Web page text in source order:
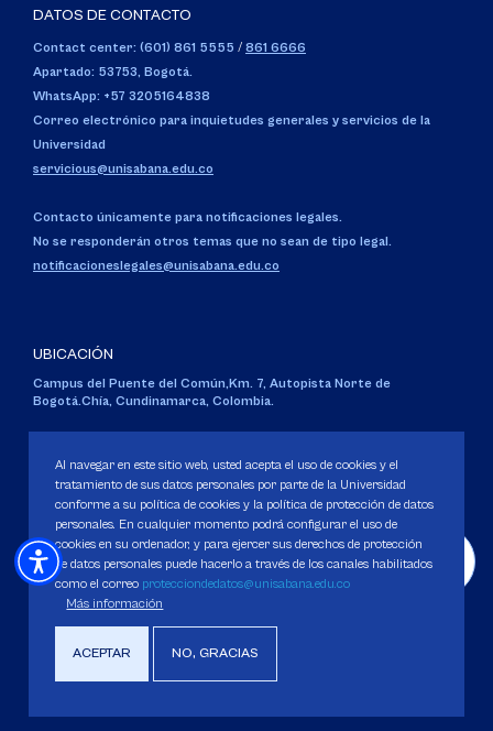
DATOS DE CONTACTO
Contact center: (601) 861 5555 / 861 6666
Apartado: 53753, Bogotá.
WhatsApp: +57 3205164838
Correo electrónico para inquietudes generales y servicios de la
Universidad
servicious@unisabana.edu.co
Contacto únicamente para notificaciones legales.
No se responderán otros temas que no sean de tipo legal.
notificacioneslegales@unisabana.edu.co
UBICACIÓN
Campus del Puente del Común,Km. 7, Autopista Norte de
Bogotá.Chía, Cundinamarca, Colombia.
Personería Jurídica:Resolución 130 del 14 de enero de 1980.
Ministerio de Educación Nacional.
Política de Protección de datos
Derechos Pecuniarios
Al navegar en este sitio web, usted acepta el uso de cookies y el
tratamiento de sus datos personales por parte de la Universidad
conforme a su política de cookies y la política de protección de datos
personales. En cualquier momento podrá configurar el uso de
cookies en su ordenador, y para ejercer sus derechos de protección
de datos personales puede hacerlo a través de los canales habilitados
como el correo protecciondedatos@unisabana.edu.co
Más información
ACEPTAR NO, GRACIAS